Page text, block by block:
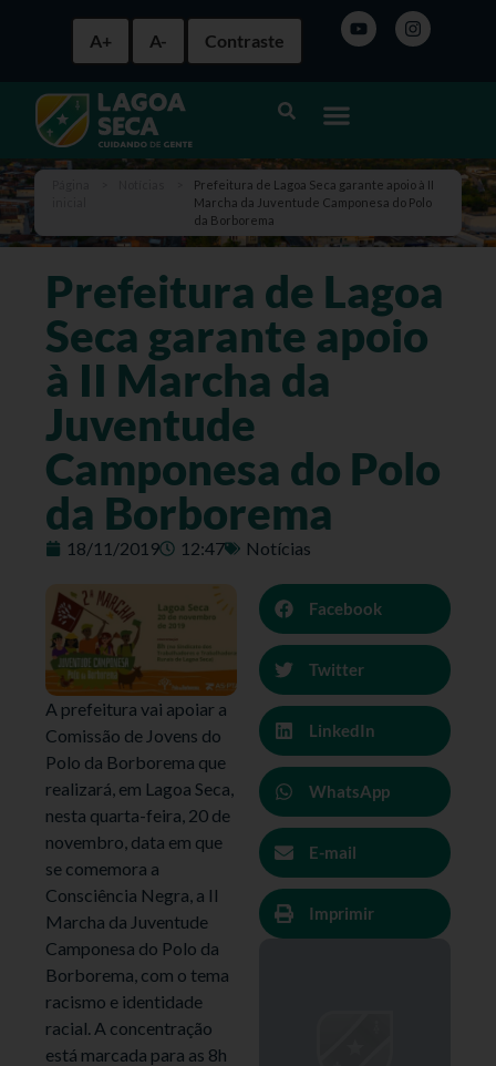
A+ A- Contraste
Prefeitura de Lagoa Seca garante apoio à II
Marcha da Juventude Camponesa do Polo
da Borborema
Prefeitura de Lagoa
Seca garante apoio
à II Marcha da
Juventude
Camponesa do Polo
da Borborema
18/11/2019 12:47 Notícias
A prefeitura vai apoiar a
Comissão de Jovens do
Polo da Borborema que
realizará, em Lagoa Seca,
nesta quarta-feira, 20 de
novembro, data em que
se comemora a
Consciência Negra, a II
Marcha da Juventude
Camponesa do Polo da
Borborema, com o tema
racismo e identidade
racial. A concentração
está marcada para as 8h
Facebook
Twitter
LinkedIn
WhatsApp
E-mail
Imprimir